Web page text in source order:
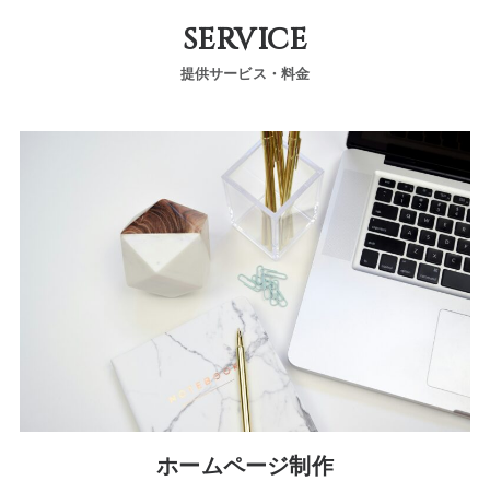
SERVICE
提供サービス・料金
ホームページ制作